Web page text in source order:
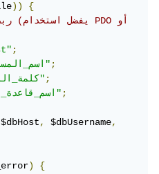
))
{
;
"اسم_المستخدم";
"كلمة_المرور";
"اسم_قاعدة_البيانات";
$dbHost, $dbUsername,
)
{